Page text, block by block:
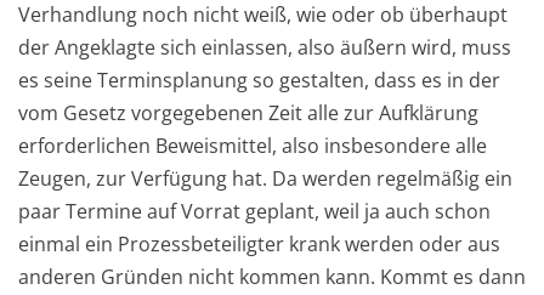
Verhandlung noch nicht weiß, wie oder ob überhaupt
der Angeklagte sich einlassen, also äußern wird, muss
es seine Terminsplanung so gestalten, dass es in der
vom Gesetz vorgegebenen Zeit alle zur Aufklärung
erforderlichen Beweismittel, also insbesondere alle
Zeugen, zur Verfügung hat. Da werden regelmäßig ein
paar Termine auf Vorrat geplant, weil ja auch schon
einmal ein Prozessbeteiligter krank werden oder aus
anderen Gründen nicht kommen kann. Kommt es dann